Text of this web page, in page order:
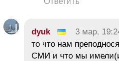
dyuk 3 мар,
то что нам
СМИ и что мы